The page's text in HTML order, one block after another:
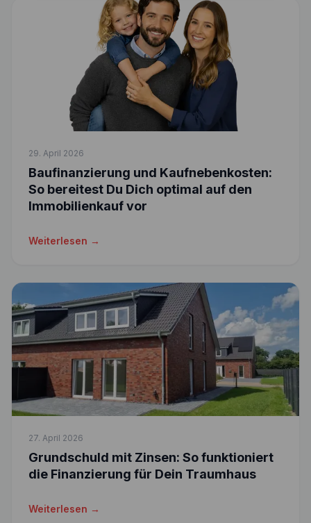
29. April 2026
Baufinanzierung und Kaufnebenkosten:
So bereitest Du Dich optimal auf den
Immobilienkauf vor
Weiterlesen →
27. April 2026
Grundschuld mit Zinsen: So funktioniert
die Finanzierung für Dein Traumhaus
Weiterlesen →